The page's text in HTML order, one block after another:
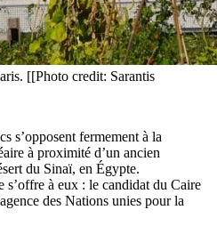
[[Photo credit: Sarantis
s’opposent fermement à la
à proximité d’un ancien
du Sinaï, en Égypte.
à eux : le candidat du Caire
des Nations unies pour la